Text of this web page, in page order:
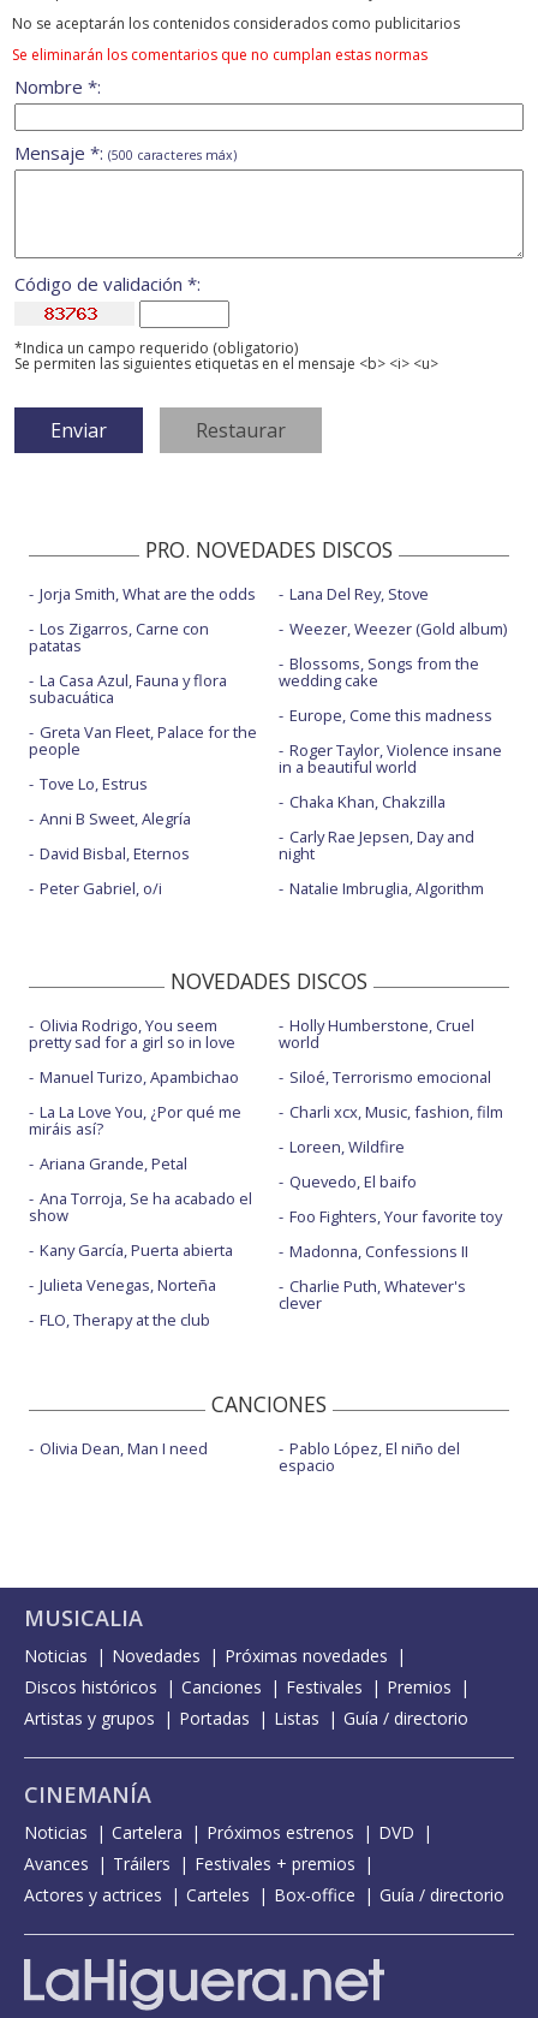
No se aceptarán los contenidos considerados como publicitarios
Se eliminarán los comentarios que no cumplan estas normas
Nombre *:
Mensaje *: (500 caracteres máx)
Código de validación *:
*Indica un campo requerido (obligatorio)
Se permiten las siguientes etiquetas en el mensaje <b> <i> <u>
PRO. NOVEDADES DISCOS
Jorja Smith, What are the odds
Los Zigarros, Carne con
patatas
La Casa Azul, Fauna y flora
subacuática
Greta Van Fleet, Palace for the
people
Tove Lo, Estrus
Anni B Sweet, Alegría
David Bisbal, Eternos
Peter Gabriel, o/i
Lana Del Rey, Stove
Weezer, Weezer (Gold album)
Blossoms, Songs from the
wedding cake
Europe, Come this madness
Roger Taylor, Violence insane
in a beautiful world
Chaka Khan, Chakzilla
Carly Rae Jepsen, Day and
night
Natalie Imbruglia, Algorithm
NOVEDADES DISCOS
Olivia Rodrigo, You seem
pretty sad for a girl so in love
Manuel Turizo, Apambichao
La La Love You, ¿Por qué me
miráis así?
Ariana Grande, Petal
Ana Torroja, Se ha acabado el
show
Kany García, Puerta abierta
Julieta Venegas, Norteña
FLO, Therapy at the club
Holly Humberstone, Cruel
world
Siloé, Terrorismo emocional
Charli xcx, Music, fashion, film
Loreen, Wildfire
Quevedo, El baifo
Foo Fighters, Your favorite toy
Madonna, Confessions II
Charlie Puth, Whatever's
clever
CANCIONES
Olivia Dean, Man I need Pablo López, El niño del
espacio
MUSICALIA
Noticias Novedades
Próximas novedades
Discos históricos
Canciones Festivales
Premios
Artistas y grupos
Portadas Listas Guía / directorio
CINEMANÍA
Noticias Cartelera Próximos estrenos
DVD
Avances
Tráilers
Festivales + premios
Actores y actrices
Carteles Box-office Guía / directorio